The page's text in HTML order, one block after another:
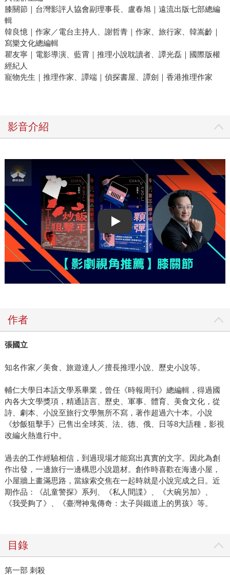
膝關節｜台灣影評人協會副理事長、盧春旭｜遠流出版七部總編
輯
韓良憶｜作家／電台主持人、謝哲青｜作家、旅行家、韓嵩齡｜
寫樂文化總編輯
瞿友寧｜電影導演、藍霄｜推理小說耽讀者、譚光磊｜國際版權
經紀人
寵物先生｜推理作家、譚端｜偵探書屋、譚劍｜香港推理作家
影音介紹
Play video
作者
張國立
知名作家／美食、旅遊達人／擅長推理小說、歷史小說等。
輔仁大學日本語文學系畢業，曾任《時報周刊》總編輯，得過國
內各大文學獎項，精通語言、歷史、軍事、體育、美食文化，從
詩、劇本、小說至旅行文學無所不寫，著作超過六十本。小說
《炒飯狙擊手》已售出全球英、法、德、俄、日等8大語種，影視
改編火熱進行中。
過去的工作經驗相信，到過現場才能寫出真實的文字。因此為創
作出發，一邊旅行一邊構思小說題材。創作時喜歡在海邊小屋，
小屋牆上畫滿思路，當線索交焦在一起時就是小說完成之日。近
期作品：《乩童警探》系列、《私人間諜》、《大碗另加》、
《我受夠了》、《臺灣神鬼傳奇：太子與鐵道上的男孩》等。
目錄
第一部 刺殺